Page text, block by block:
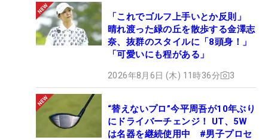
「これでゴルフ上手いとか反則」
晴れ渡った緑の丘を散歩する金澤志
奈、抜群のスタイルに「8頭身！」
「可愛いにも程がある」
2026年8月6日 (木) 11時36分 3
“替えないプロ”今平周吾が10年ぶり
にドライバーチェンジ！ UT、5W
は名器を継続使用中 #男子プロセ